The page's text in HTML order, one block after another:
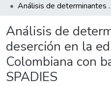
Análisis de determinantes de
Análisis de
deserción en la
Colombiana con
SPADIES